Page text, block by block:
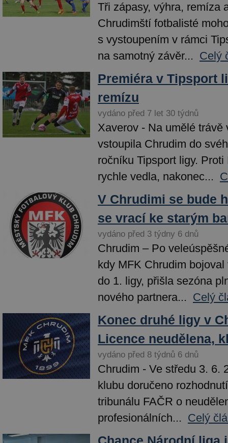
Tři zápasy, výhra, remíza
Chrudimští fotbalisté
s vystoupením v rámci
na samotný závěr... Celý
Premiéra v Tipsport
remízu
vydáno před 7 let 30 týdnů
Xaverov - Na umělé trávě
vstoupila Chrudim do
ročníku Tipsport ligy.
rychle vedla, nakonec...
V Chrudimi se bude
se vrací ke starým
vydáno před 3 týdny 6 dnů
Chrudim – Po
kdy MFK Chrudim
do 1. ligy, přišla sezóna
nového partnera... Celý
Konec druhé ligy v
Licence neudělena,
vydáno před 8 týdnů 6 dnů
Chrudim - Ve středu 3. 6.
klubu doručeno
tribunálu FAČR o
profesionálních... Celý